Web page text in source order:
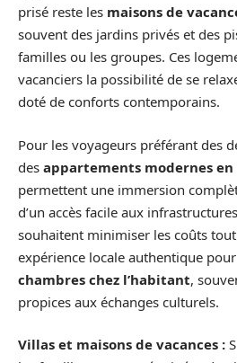
prisé reste les maisons de
souvent des jardins privés et des
familles ou les groupes. Ces
vacanciers la possibilité de se
doté de conforts contemporains.
Pour les voyageurs préférant des
des appartements modernes
permettent une immersion
d’un accès facile aux
souhaitent minimiser les coûts
expérience locale authentique
chambres chez l’habitant,
propices aux échanges culturels.
Villas et maisons de vacances :